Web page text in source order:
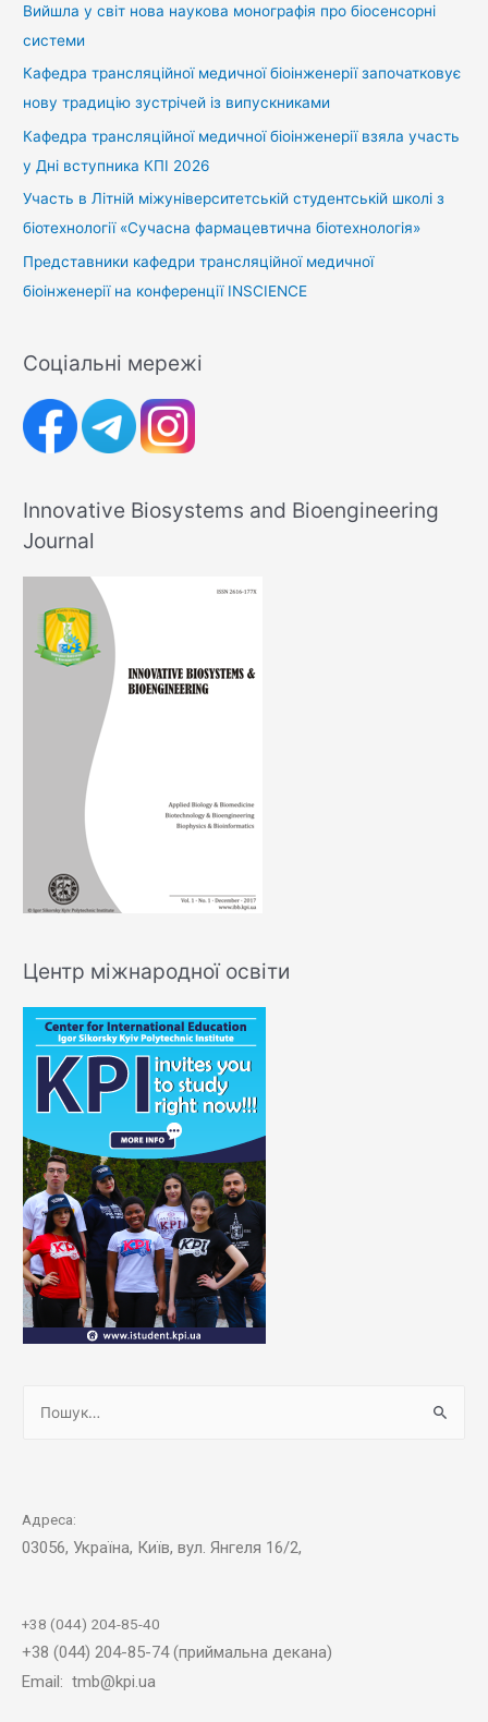
Вийшла у світ нова наукова монографія про біосенсорні
системи
Кафедра трансляційної медичної біоінженерії започатковує
нову традицію зустрічей із випускниками
Кафедра трансляційної медичної біоінженерії взяла участь
у Дні вступника КПІ 2026
Участь в Літній міжуніверситетській студентській школі з
біотехнології «Сучасна фармацевтична біотехнологія»
Представники кафедри трансляційної медичної
біоінженерії на конференції INSCIENCE
Соціальні мережі
Innovative Biosystems and Bioengineering
Journal
Центр міжнародної освіти
Адреса:
03056, Україна, Київ, вул. Янгеля 16/2,
+38 (044) 204-85-40
+38 (044) 204-85-74 (приймальна декана)
Email: tmb@kpi.ua